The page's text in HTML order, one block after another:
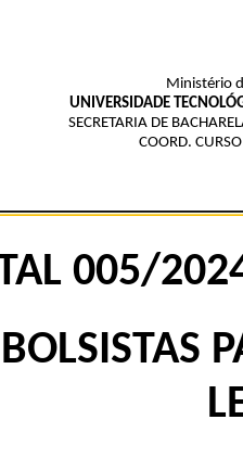
Ministério
UNIVERSIDADE
SECRETARIA DE
COORD.
005/